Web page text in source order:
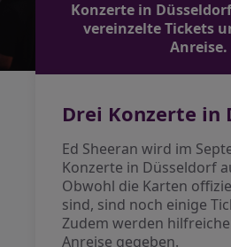
Konzerte in
vereinzelte Tickets
Anreise.
Drei Konzerte in
Ed Sheeran wird im
Konzerte in Düsseldorf
Obwohl die Karten
sind, sind noch einige
Zudem werden
Anreise gegeben.